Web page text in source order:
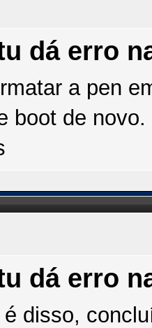
dá erro
a pen
boot de novo.
dá erro
disso,